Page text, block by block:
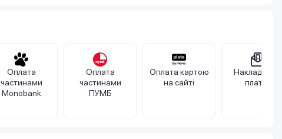
Оплата
частинами
Monobank
Оплата
частинами
ПУМБ
Оплата картою
на сайті
Накладений
платіж